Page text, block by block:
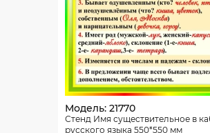
Модель: 21770
Стенд Имя существительное в
русского языка 550*550 мм